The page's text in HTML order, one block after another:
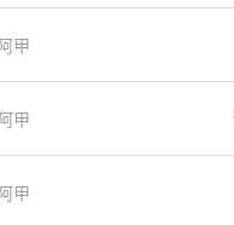
阿甲
阿甲
阿甲